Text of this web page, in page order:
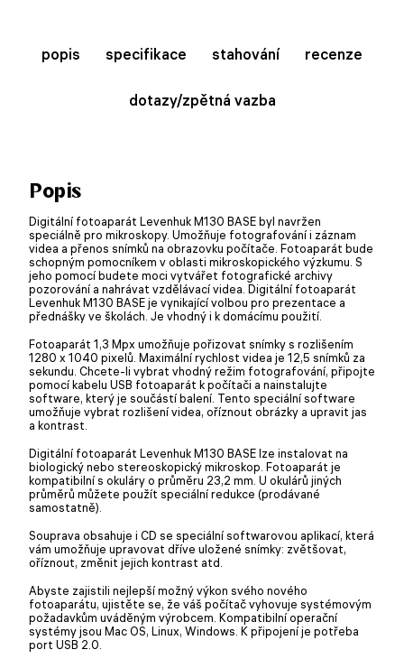
popis specifikace stahování recenze
dotazy/zpětná vazba
Popis
Digitální fotoaparát Levenhuk M130 BASE byl navržen
speciálně pro mikroskopy. Umožňuje fotografování i záznam
videa a přenos snímků na obrazovku počítače. Fotoaparát bude
schopným pomocníkem v oblasti mikroskopického výzkumu. S
jeho pomocí budete moci vytvářet fotografické archivy
pozorování a nahrávat vzdělávací videa. Digitální fotoaparát
Levenhuk M130 BASE je vynikající volbou pro prezentace a
přednášky ve školách. Je vhodný i k domácímu použití.
Fotoaparát 1,3 Mpx umožňuje pořizovat snímky s rozlišením
1280 x 1040 pixelů. Maximální rychlost videa je 12,5 snímků za
sekundu. Chcete-li vybrat vhodný režim fotografování, připojte
pomocí kabelu USB fotoaparát k počítači a nainstalujte
software, který je součástí balení. Tento speciální software
umožňuje vybrat rozlišení videa, oříznout obrázky a upravit jas
a kontrast.
Digitální fotoaparát Levenhuk M130 BASE lze instalovat na
biologický nebo stereoskopický mikroskop. Fotoaparát je
kompatibilní s okuláry o průměru 23,2 mm. U okulárů jiných
průměrů můžete použít speciální redukce (prodávané
samostatně).
Souprava obsahuje i CD se speciální softwarovou aplikací, která
vám umožňuje upravovat dříve uložené snímky: zvětšovat,
oříznout, změnit jejich kontrast atd.
Abyste zajistili nejlepší možný výkon svého nového
fotoaparátu, ujistěte se, že váš počítač vyhovuje systémovým
požadavkům uváděným výrobcem. Kompatibilní operační
systémy jsou Mac OS, Linux, Windows. K připojení je potřeba
port USB 2.0.